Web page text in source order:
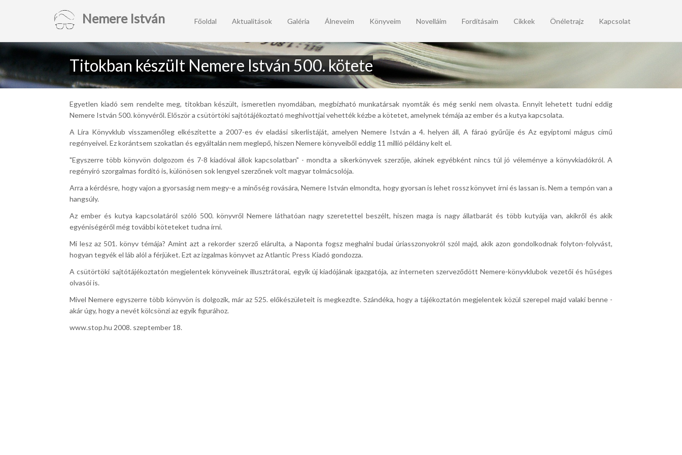
Nemere István Főoldal Aktualitások Galéria Álneveim Könyveim Novelláim Fordításaim Cikkek Önéletrajz Kapcsolat
Titokban készült Nemere István 500. kötete
Egyetlen kiadó sem rendelte meg, titokban készült, ismeretlen nyomdában, megbízható munkatársak nyomták és még senki nem olvasta. Ennyit lehetett tudni eddig
Nemere István 500. könyvéről. Először a csütörtöki sajtótájékoztató meghívottjai vehették kézbe a kötetet, amelynek témája az ember és a kutya kapcsolata.
A Líra Könyvklub visszamenőleg elkészítette a 2007-es év eladási sikerlistáját, amelyen Nemere István a 4. helyen áll, A fáraó gyűrűje és Az egyiptomi mágus című
regényeivel. Ez korántsem szokatlan és egyáltalán nem meglepő, hiszen Nemere könyveiből eddig 11 millió példány kelt el.
"Egyszerre több könyvön dolgozom és 7-8 kiadóval állok kapcsolatban" - mondta a sikerkönyvek szerzője, akinek egyébként nincs túl jó véleménye a könyvkiadókról. A
regényíró szorgalmas fordító is, különösen sok lengyel szerzőnek volt magyar tolmácsolója.
Arra a kérdésre, hogy vajon a gyorsaság nem megy-e a minőség rovására, Nemere István elmondta, hogy gyorsan is lehet rossz könyvet írni és lassan is. Nem a tempón van a
hangsúly.
Az ember és kutya kapcsolatáról szóló 500. könyvről Nemere láthatóan nagy szeretettel beszélt, hiszen maga is nagy állatbarát és több kutyája van, akikről és akik
egyéniségéről még további köteteket tudna írni.
Mi lesz az 501. könyv témája? Amint azt a rekorder szerző elárulta, a Naponta fogsz meghalni budai úriasszonyokról szól majd, akik azon gondolkodnak folyton-folyvást,
hogyan tegyék el láb alól a férjüket. Ezt az izgalmas könyvet az Atlantic Press Kiadó gondozza.
A csütörtöki sajtótájékoztatón megjelentek könyveinek illusztrátorai, egyik új kiadójának igazgatója, az interneten szerveződött Nemere-könyvklubok vezetői és hűséges
olvasói is.
Mivel Nemere egyszerre több könyvön is dolgozik, már az 525. előkészületeit is megkezdte. Szándéka, hogy a tájékoztatón megjelentek közül szerepel majd valaki benne -
akár úgy, hogy a nevét kölcsönzi az egyik figurához.
www.stop.hu 2008. szeptember 18.